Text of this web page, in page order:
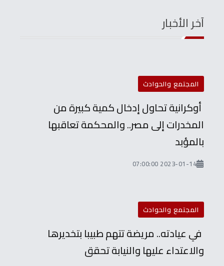
آخر الأخبار
المجتمع والحوادث
أوكرانية تحاول إدخال كمية كبيرة من
المخدرات إلى مصر.. والمحكمة تعاقبها
بالمؤبد
2023-01-14 07:00:00
المجتمع والحوادث
في عيادته.. مريضة تتهم طبيبا بتخديرها
والاعتداء عليها والنيابة تحقق